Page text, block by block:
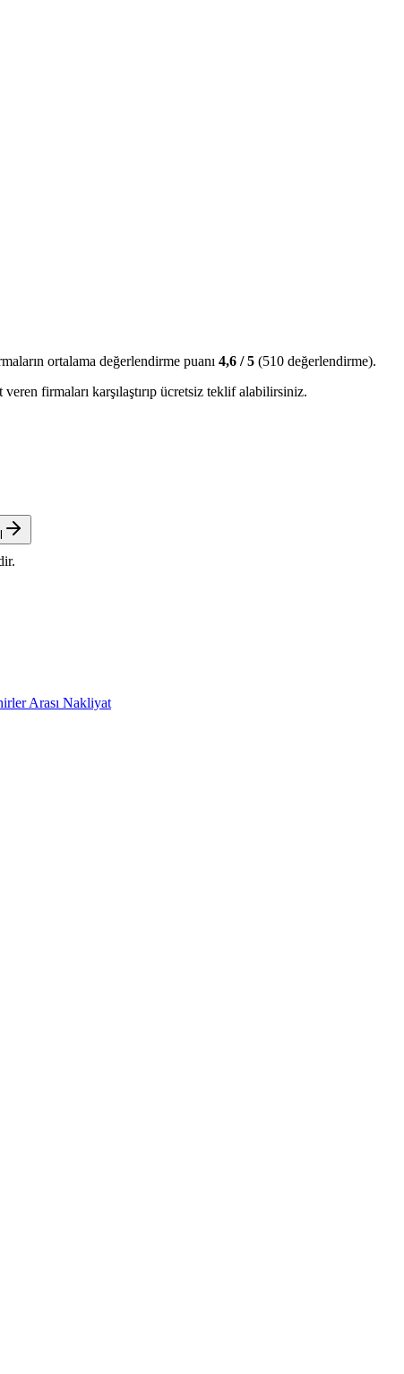
ortalama değerlendirme puanı 4,6 / 5 (510 değerlendirme).
firmaları karşılaştırıp ücretsiz teklif alabilirsiniz.
Arası Nakliyat